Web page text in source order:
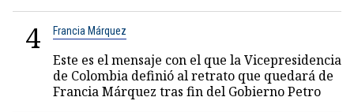
4 Francia Márquez
Este es el mensaje con el que la Vicepresidencia
de Colombia definió al retrato que quedará de
Francia Márquez tras fin del Gobierno Petro